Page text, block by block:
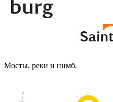
Мосты, реки и нимб.